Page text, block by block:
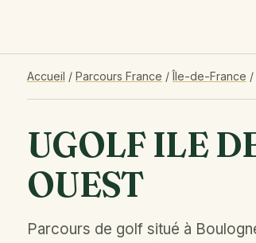
Accueil / Parcours France /Île-de-France /
UGOLF ILE
OUEST
Parcours de golf situé à